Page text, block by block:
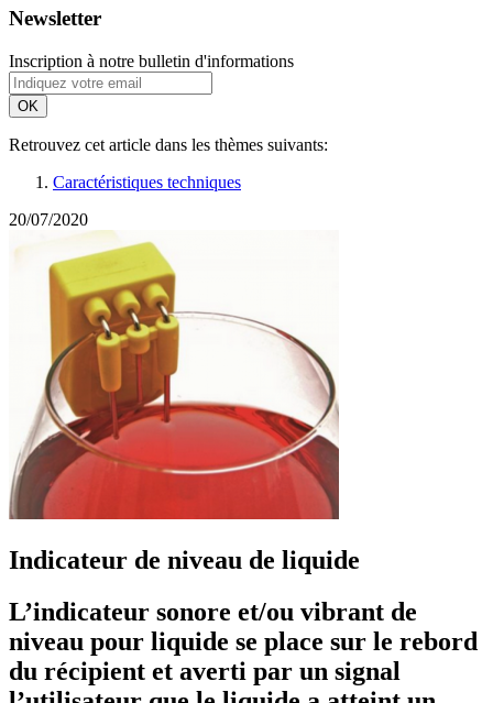
Newsletter
Inscription à notre bulletin d'informations
OK
Retrouvez cet article dans les thèmes suivants:
Caractéristiques techniques
20/07/2020
Indicateur de niveau de liquide
L’indicateur sonore et/ou vibrant de
niveau pour liquide se place sur le rebord
du récipient et averti par un signal